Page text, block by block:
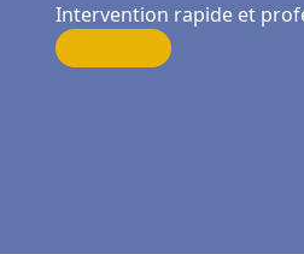
Intervention rapide et